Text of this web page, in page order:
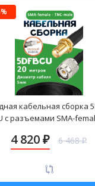
кабельная сборка
с разъемами SMA-
4 820₽ 6 468₽